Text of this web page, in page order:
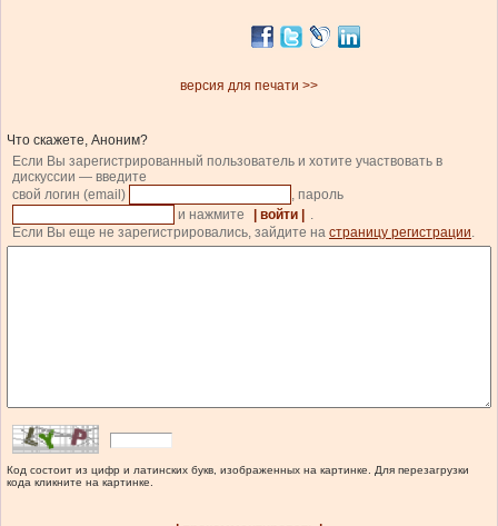
версия для печати >>
Что скажете, Аноним?
Если Вы зарегистрированный пользователь и хотите участвовать в
дискуссии — введите
свой логин (email)
, пароль
и нажмите
| войти |
.
Если Вы еще не зарегистрировались, зайдите на страницу регистрации.
Код состоит из цифр и латинских букв, изображенных на картинке. Для перезагрузки
кода кликните на картинке.